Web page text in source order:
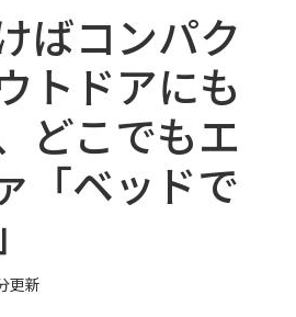
ばコンパク
トドアにも
どこでもエ
「ベッドで
更新